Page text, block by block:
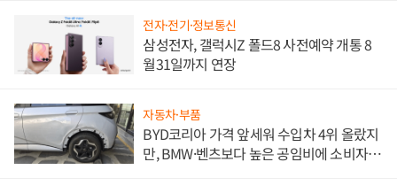
전자·전기·정보통신
삼성전자, 갤럭시Z 폴드8 사전예약 개통 8
월31일까지 연장
자동차·부품
BYD코리아 가격 앞세워 수입차 4위 올랐지
만, BMW·벤츠보다 높은 공임비에 소비자